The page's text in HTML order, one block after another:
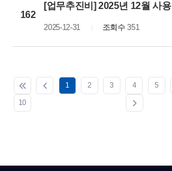
162
[업무추진비] 2025년 12월 사용
2025-12-31 조회수351
1 2 3 4 5
10